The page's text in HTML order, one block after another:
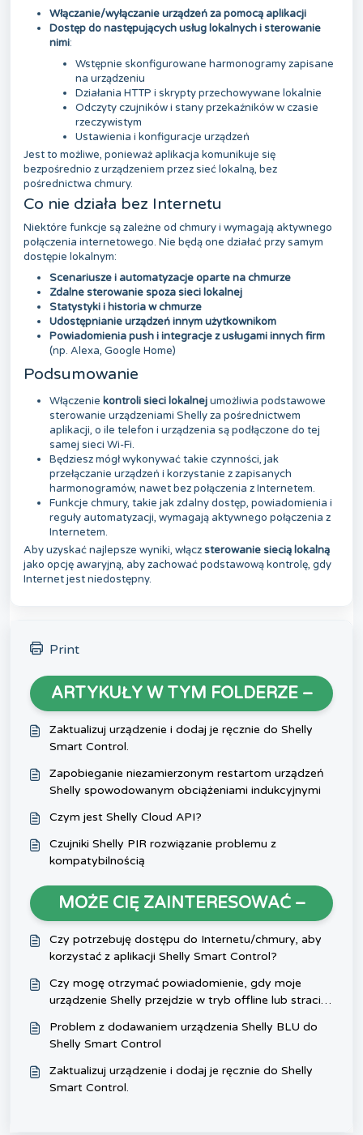
Włączanie/wyłączanie urządzeń za pomocą aplikacji
Dostęp do następujących usług lokalnych i sterowanie
nimi:
Wstępnie skonfigurowane harmonogramy zapisane
na urządzeniu
Działania HTTP i skrypty przechowywane lokalnie
Odczyty czujników i stany przekaźników w czasie
rzeczywistym
Ustawienia i konfiguracje urządzeń
Jest to możliwe, ponieważ aplikacja komunikuje się
bezpośrednio z urządzeniem przez sieć lokalną, bez
pośrednictwa chmury.
Co nie działa bez Internetu
Niektóre funkcje są zależne od chmury i wymagają aktywnego
połączenia internetowego. Nie będą one działać przy samym
dostępie lokalnym:
Scenariusze i automatyzacje oparte na chmurze
Zdalne sterowanie spoza sieci lokalnej
Statystyki i historia w chmurze
Udostępnianie urządzeń innym użytkownikom
Powiadomienia push i integracje z usługami innych firm
(np. Alexa, Google Home)
Podsumowanie
Włączenie kontroli sieci lokalnejumożliwia podstawowe
sterowanie urządzeniami Shelly za pośrednictwem
aplikacji, o ile telefon i urządzenia są podłączone do tej
samej sieci Wi-Fi.
Będziesz mógł wykonywać takie czynności, jak
przełączanie urządzeń i korzystanie z zapisanych
harmonogramów, nawet bez połączenia z Internetem.
Funkcje chmury, takie jak zdalny dostęp, powiadomienia i
reguły automatyzacji, wymagają aktywnego połączenia z
Internetem.
Aby uzyskać najlepsze wyniki, włączsterowanie siecią lokalną
jako opcję awaryjną, aby zachować podstawową kontrolę, gdy
Internet jest niedostępny.
Print
ARTYKUŁY W TYM FOLDERZE –
Zaktualizuj urządzenie i dodaj je ręcznie do Shelly
Smart Control.
Zapobieganie niezamierzonym restartom urządzeń
Shelly spowodowanym obciążeniami indukcyjnymi
Czym jest Shelly Cloud API?
Czujniki Shelly PIR rozwiązanie problemu z
kompatybilnością
MOŻE CIĘ ZAINTERESOWAĆ –
Czy potrzebuję dostępu do Internetu/chmury, aby
korzystać z aplikacji Shelly Smart Control?
Czy mogę otrzymać powiadomienie, gdy moje
urządzenie Shelly przejdzie w tryb offline lub straci
Problem z dodawaniem urządzenia Shelly BLU do
Shelly Smart Control
Zaktualizuj urządzenie i dodaj je ręcznie do Shelly
Smart Control.